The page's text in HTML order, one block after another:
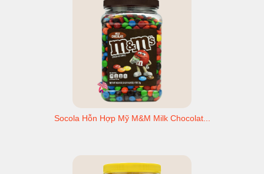
Socola Hỗn Hợp Mỹ M&M Milk Chocolat...